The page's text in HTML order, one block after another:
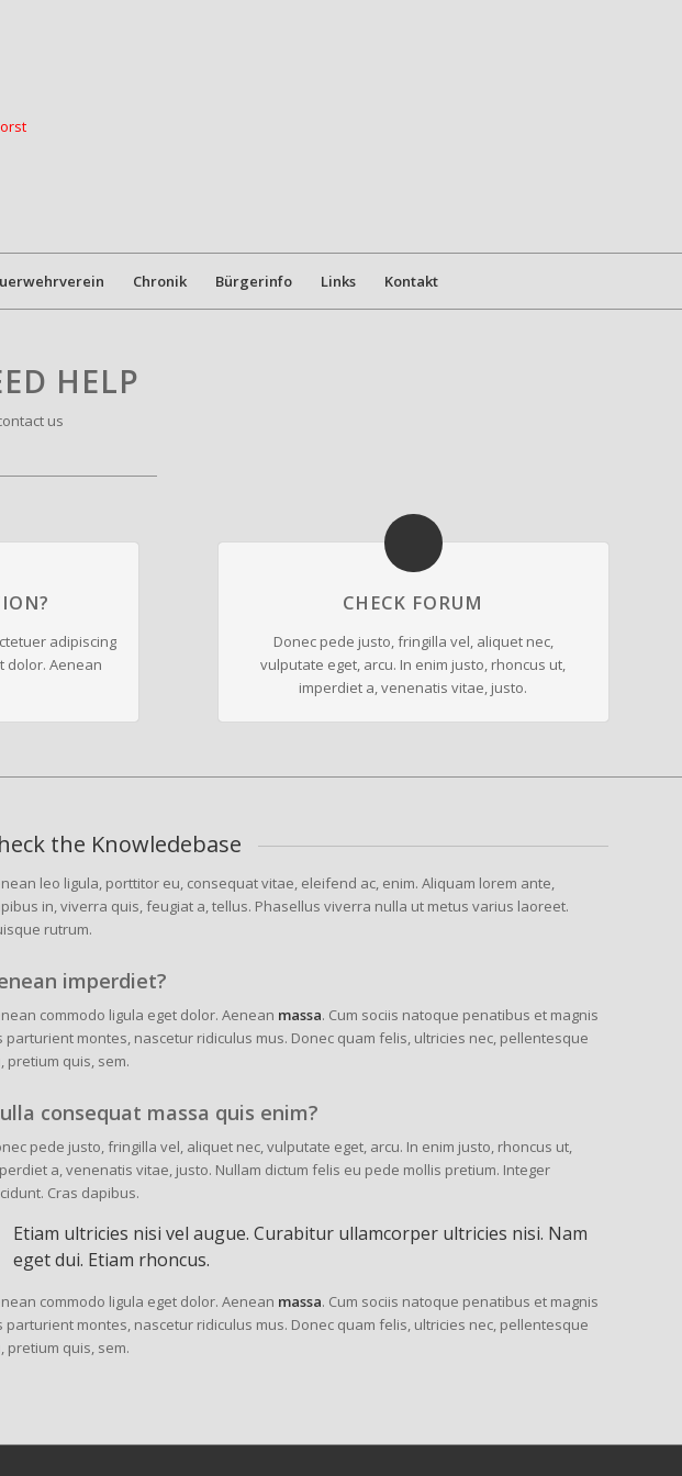
Chronik Bürgerinfo Links Kontakt
HELP
us
adipiscing
dolor. Aenean
CHECK FORUM
Donec pede justo, fringilla vel, aliquet nec,
vulputate eget, arcu. In enim justo, rhoncus ut,
imperdiet a, venenatis vitae, justo.
the Knowledebase
leo ligula, porttitor eu, consequat vitae, eleifend ac, enim. Aliquam lorem ante,
in, viverra quis, feugiat a, tellus. Phasellus viverra nulla ut metus varius laoreet.
rutrum.
imperdiet?
commodo ligula eget dolor. Aenean massa. Cum sociis natoque penatibus et magnis
parturient montes, nascetur ridiculus mus. Donec quam felis, ultricies nec, pellentesque
pretium quis, sem.
consequat massa quis enim?
pede justo, fringilla vel, aliquet nec, vulputate eget, arcu. In enim justo, rhoncus ut,
a, venenatis vitae, justo. Nullam dictum felis eu pede mollis pretium. Integer
Cras dapibus.
Etiam ultricies nisi vel augue. Curabitur ullamcorper ultricies nisi. Nam
eget dui. Etiam rhoncus.
commodo ligula eget dolor. Aenean massa. Cum sociis natoque penatibus et magnis
parturient montes, nascetur ridiculus mus. Donec quam felis, ultricies nec, pellentesque
pretium quis, sem.